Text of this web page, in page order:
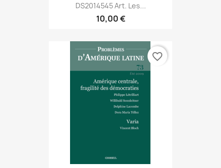
DS2014545 Art. Les...
10,00 €
favorite_border